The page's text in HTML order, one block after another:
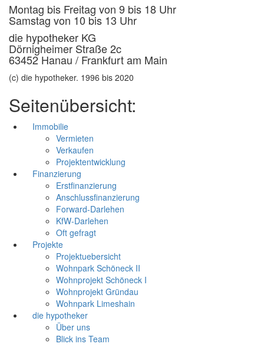
Montag bis Freitag von 9 bis 18 Uhr
Samstag von 10 bis 13 Uhr
die hypotheker KG
Dörnigheimer Straße 2c
63452 Hanau / Frankfurt am Main
(c) die hypotheker. 1996 bis 2020
Seitenübersicht:
Immobilie
Vermieten
Verkaufen
Projektentwicklung
Finanzierung
Erstfinanzierung
Anschlussfinanzierung
Forward-Darlehen
KfW-Darlehen
Oft gefragt
Projekte
Projektuebersicht
Wohnpark Schöneck II
Wohnprojekt Schöneck I
Wohnprojekt Gründau
Wohnpark Limeshain
die hypotheker
Über uns
Blick ins Team